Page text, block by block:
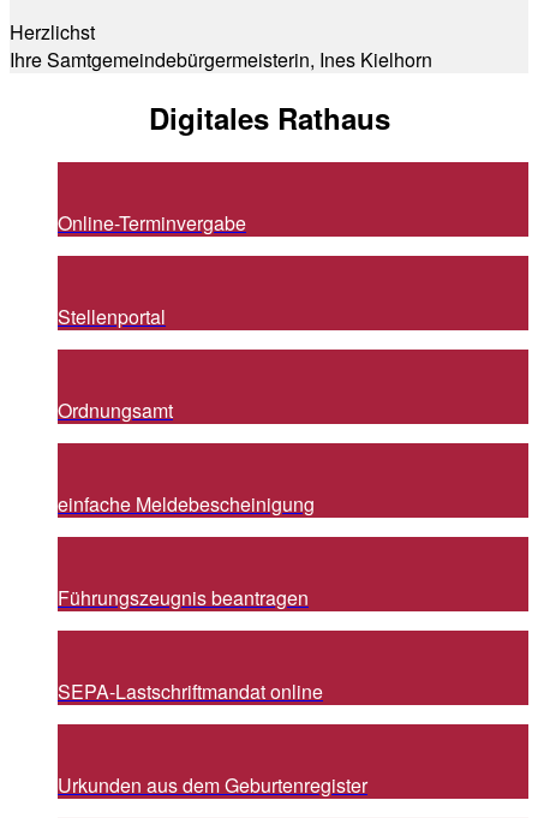
Herzlichst
Ihre Samtgemeindebürgermeisterin, Ines Kielhorn
Digitales Rathaus
Online-Terminvergabe
Stellenportal
Ordnungsamt
einfache Meldebescheinigung
Führungszeugnis beantragen
SEPA-Lastschriftmandat online
Urkunden aus dem Geburtenregister